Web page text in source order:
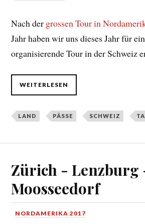
Nach der grossen Tour in
Jahr haben wir uns dieses Jahr für
organisierende Tour in der Schweiz
WEITERLESEN
LAND PÄSSE SCHWEIZ
Zürich - Lenzburg
Moosseedorf
NORDAMERIKA 2017